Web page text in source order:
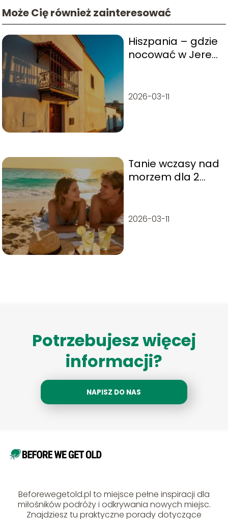
Może Cię również zainteresować
Hiszpania – gdzie
nocować w Jerez
2026-03-11
Tanie wczasy nad
morzem dla 2
2026-03-11
Potrzebujesz więcej
informacji?
NAPISZ DO NAS
Beforewegetold.pl to miejsce pełne inspiracji dla
miłośników podróży i odkrywania nowych miejsc.
Znajdziesz tu praktyczne porady dotyczące